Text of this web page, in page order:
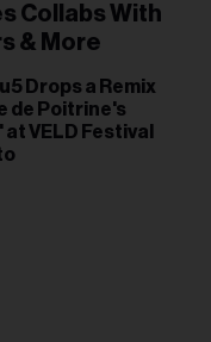
Collabs With
& More
Drops a Remix
de Poitrine's
VELD Festival